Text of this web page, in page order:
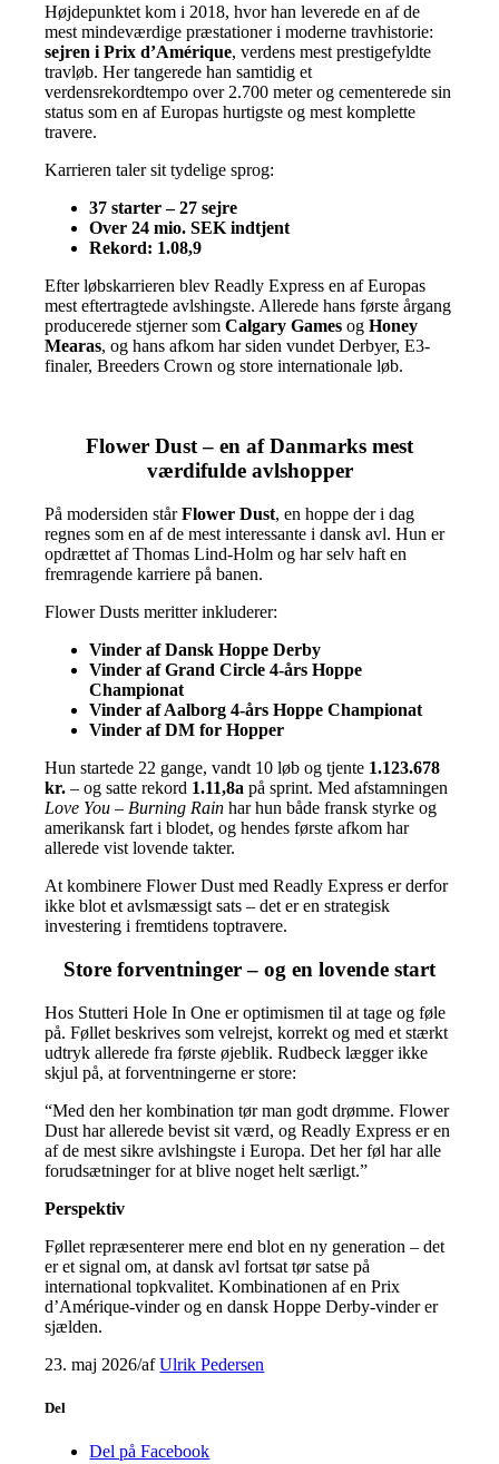
Højdepunktet kom i 2018, hvor han leverede en af de
mest mindeværdige præstationer i moderne travhistorie:
sejren i Prix d’Amérique, verdens mest prestigefyldte
travløb. Her tangerede han samtidig et
verdensrekordtempo over 2.700 meter og cementerede sin
status som en af Europas hurtigste og mest komplette
travere.
Karrieren taler sit tydelige sprog:
37 starter – 27 sejre
Over 24 mio. SEK indtjent
Rekord: 1.08,9
Efter løbskarrieren blev Readly Express en af Europas
mest eftertragtede avlshingste. Allerede hans første årgang
producerede stjerner somCalgary Games ogHoney
Mearas, og hans afkom har siden vundet Derbyer, E3-
finaler, Breeders Crown og store internationale løb.
Flower Dust – en af Danmarks mest
værdifulde avlshopper
På modersiden stårFlower Dust, en hoppe der i dag
regnes som en af de mest interessante i dansk avl. Hun er
opdrættet af Thomas Lind-Holm og har selv haft en
fremragende karriere på banen.
Flower Dusts meritter inkluderer:
Vinder af Dansk Hoppe Derby
Vinder af Grand Circle 4-års Hoppe
Championat
Vinder af Aalborg 4-års Hoppe Championat
Vinder af DM for Hopper
Hun startede 22 gange, vandt 10 løb og tjente 1.123.678
kr. – og satte rekord 1.11,8a på sprint. Med afstamningen
Love You – Burning Rain har hun både fransk styrke og
amerikansk fart i blodet, og hendes første afkom har
allerede vist lovende takter.
At kombinere Flower Dust med Readly Express er derfor
ikke blot et avlsmæssigt sats – det er en strategisk
investering i fremtidens toptravere.
Store forventninger – og en lovende start
Hos Stutteri Hole In One er optimismen til at tage og føle
på. Føllet beskrives som velrejst, korrekt og med et stærkt
udtryk allerede fra første øjeblik. Rudbeck lægger ikke
skjul på, at forventningerne er store:
“Med den her kombination tør man godt drømme. Flower
Dust har allerede bevist sit værd, og Readly Express er en
af de mest sikre avlshingste i Europa. Det her føl har alle
forudsætninger for at blive noget helt særligt.”
Perspektiv
Føllet repræsenterer mere end blot en ny generation – det
er et signal om, at dansk avl fortsat tør satse på
international topkvalitet. Kombinationen af en Prix
d’Amérique‑vinder og en dansk Hoppe Derby‑vinder er
sjælden.
23. maj 2026/afUlrik Pedersen
Del
Del på Facebook